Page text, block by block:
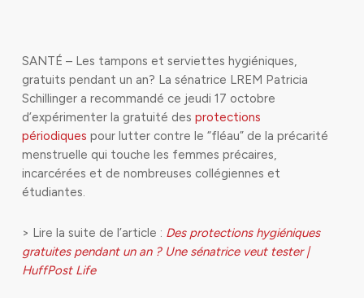
SANTÉ – Les tampons et serviettes hygiéniques,
gratuits pendant un an? La sénatrice LREM Patricia
Schillinger a recommandé ce jeudi 17 octobre
d’expérimenter la gratuité des protections
périodiques pour lutter contre le “fléau” de la précarité
menstruelle qui touche les femmes précaires,
incarcérées et de nombreuses collégiennes et
étudiantes.
> Lire la suite de l’article : Des protections hygiéniques
gratuites pendant un an ? Une sénatrice veut tester |
HuffPost Life